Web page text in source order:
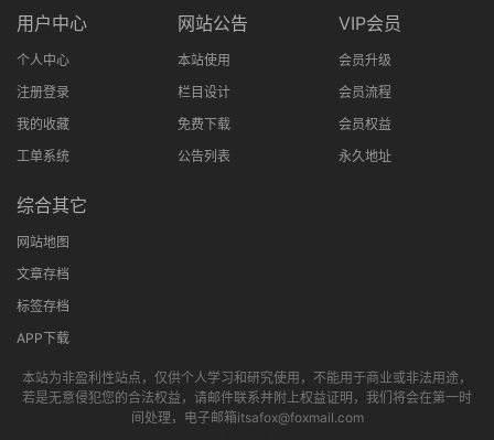
用户中心
个人中心
注册登录
我的收藏
工单系统
网站公告
本站使用
栏目设计
免费下载
公告列表
VIP会员
会员升级
会员流程
会员权益
永久地址
综合其它
网站地图
文章存档
标签存档
APP下载
本站为非盈利性站点，仅供个人学习和研究使用，不能用于商业或非法用途，
若是无意侵犯您的合法权益，请邮件联系并附上权益证明，我们将会在第一时
间处理，电子邮箱itsafox@foxmail.com